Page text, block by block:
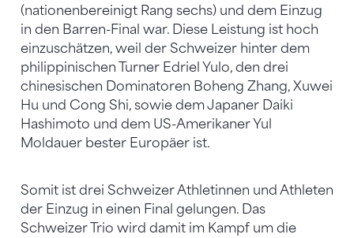
(nationenbereinigt Rang sechs) und dem Einzug
in den Barren-Final war. Diese Leistung ist hoch
einzuschätzen, weil der Schweizer hinter dem
philippinischen Turner Edriel Yulo, den drei
chinesischen Dominatoren Boheng Zhang, Xuwei
Hu und Cong Shi, sowie dem Japaner Daiki
Hashimoto und dem US-Amerikaner Yul
Moldauer bester Europäer ist.
Somit ist drei Schweizer Athletinnen und Athleten
der Einzug in einen Final gelungen. Das
Schweizer Trio wird damit im Kampf um die